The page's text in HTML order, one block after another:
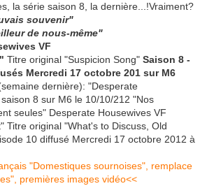
la série saison 8, la dernière...!Vraiment?
souvenir"
de nous-même"
VF
Titre original "Suspicion Song" Saison 8 -
Mercredi 17 octobre 201 sur M6
dernière): "Desperate
8 sur M6 le 10/10/212 "Nos
seules" Desperate Housewives VF
Titre original "What's to Discuss, Old
10 diffusé Mercredi 17 octobre 2012 à
"Domestiques sournoises", remplace
premières images vidéo<<